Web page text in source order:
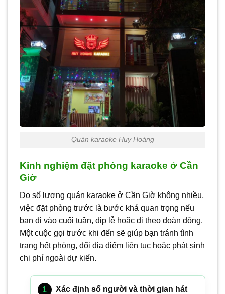
Quán karaoke Huy Hoàng
Kinh nghiệm đặt phòng karaoke ở Cần
Giờ
Do số lượng quán karaoke ở Cần Giờ không nhiều,
việc đặt phòng trước là bước khá quan trọng nếu
bạn đi vào cuối tuần, dịp lễ hoặc đi theo đoàn đông.
Một cuộc gọi trước khi đến sẽ giúp bạn tránh tình
trạng hết phòng, đổi địa điểm liên tục hoặc phát sinh
chi phí ngoài dự kiến.
Xác định số người và thời gian hát